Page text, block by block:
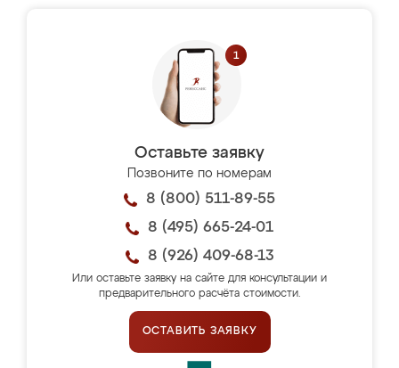
Оставьте заявку
Позвоните по номерам
8 (800) 511-89-55
8 (495) 665-24-01
8 (926) 409-68-13
Или оставьте заявку на сайте для консультации и
предварительного расчёта стоимости.
ОСТАВИТЬ ЗАЯВКУ